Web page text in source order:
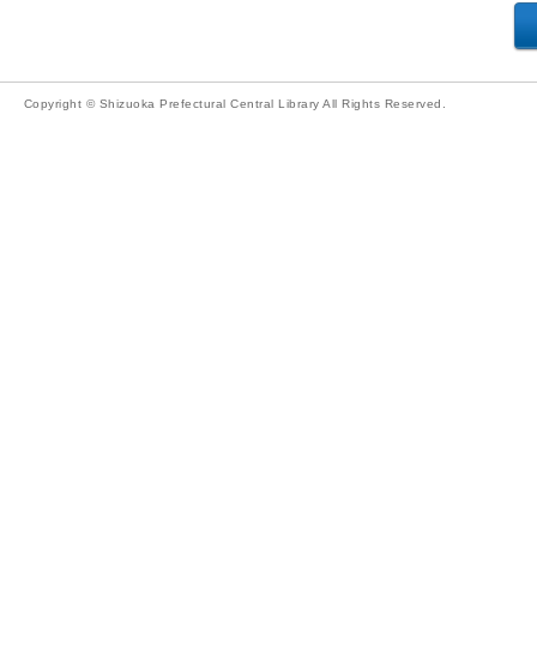
Copyright © Shizuoka Prefectural Central Library All Rights Reserved.